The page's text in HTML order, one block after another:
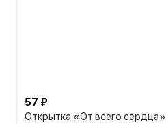
Открытка «От всего сердца»
57 ₽